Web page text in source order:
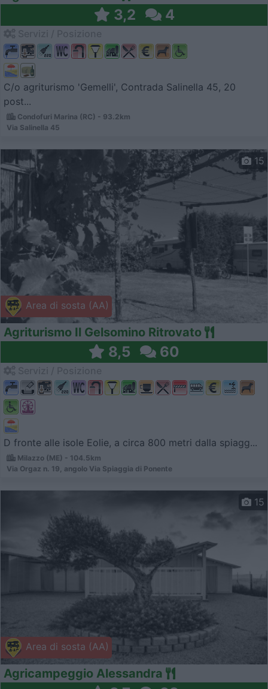
3,2 4
C/o agriturismo 'Gemelli', Contrada Salinella 45, 20
post...
Condofuri Marina (RC) - 93.2km
Via Salinella 45
Area di sosta (AA)
15
Agriturismo Il Gelsomino Ritrovato
8,5 60
D fronte alle isole Eolie, a circa 800 metri dalla spiagg...
Milazzo (ME) - 104.5km
Via Orgaz n. 19, angolo Via Spiaggia di Ponente
Area di sosta (AA)
15
Agricampeggio Alessandra